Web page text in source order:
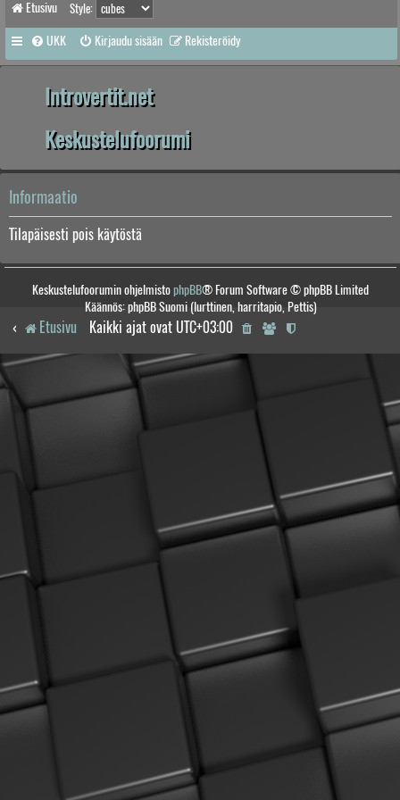
Etusivu Style:
UKK Kirjaudu sisään Rekisteröidy
Introvertit.net
Keskustelufoorumi
Informaatio
Tilapäisesti pois käytöstä
Keskustelufoorumin ohjelmistophpBB® Forum Software © phpBB Limited
Käännös: phpBB Suomi (lurttinen, harritapio, Pettis)
Etusivu Kaikki ajat ovat UTC+03:00